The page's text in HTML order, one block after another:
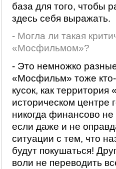
база для того, чтобы
здесь себя выражать.
- Могла ли такая
«Мосфильмом»?
- Это немножко
«Мосфильм» тоже
кусок, как
историческом центре
никогда финансово
если даже и не
ситуации с тем, что
будут покушаться!
воли не переводить